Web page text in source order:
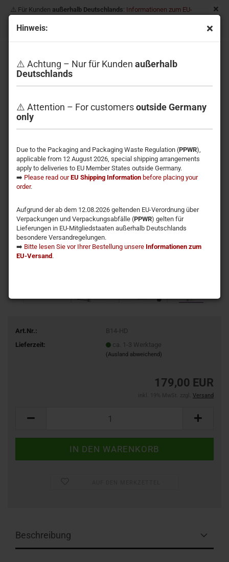
Hinweis:
⚠️ Achtung – Nur für Kunden außerhalb
Deutschlands
⚠️ Attention – For customersoutside Germany
only
Due to the Packaging and Packaging Waste Regulation (PPWR),
applicable from 12 August 2026, special shipping arrangements
apply to deliveries to EU Member States outside Germany.
➡️ Please read ourEU Shipping Information before placing your
order.
Aufgrund der ab dem 12.08.2026 geltenden EU-Verordnung über
Verpackungen und Verpackungsabfälle (PPWR) gelten für
Lieferungen in EU-Mitgliedstaaten außerhalb Deutschlands
besondere Versandregelungen.
➡️ Bitte lesen Sie vor Ihrer Bestellung unsere Informationen zum
EU-Versand .
⚠️ Für Kunden außerhalb Deutschlands: Informationen zum EU-
MINIX B14 / Wireless HDMI zu Quad HDMI Dongle
Art.Nr.:
B14-HD
Lieferzeit:
ca. 1-3 Werktage
(Ausland abweichend)
179,00 EUR
Versand
Beschreibung